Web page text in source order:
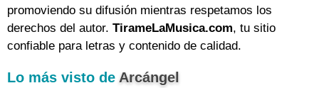
promoviendo su difusión mientras respetamos los
derechos del autor. TirameLaMusica.com, tu sitio
confiable para letras y contenido de calidad.
Lo más visto de Arcángel